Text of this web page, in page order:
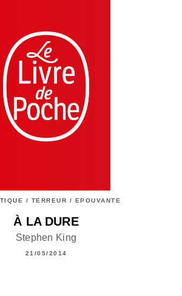
/ TERREUR / EPOUVANTE
À LA DURE
Stephen King
21/05/2014